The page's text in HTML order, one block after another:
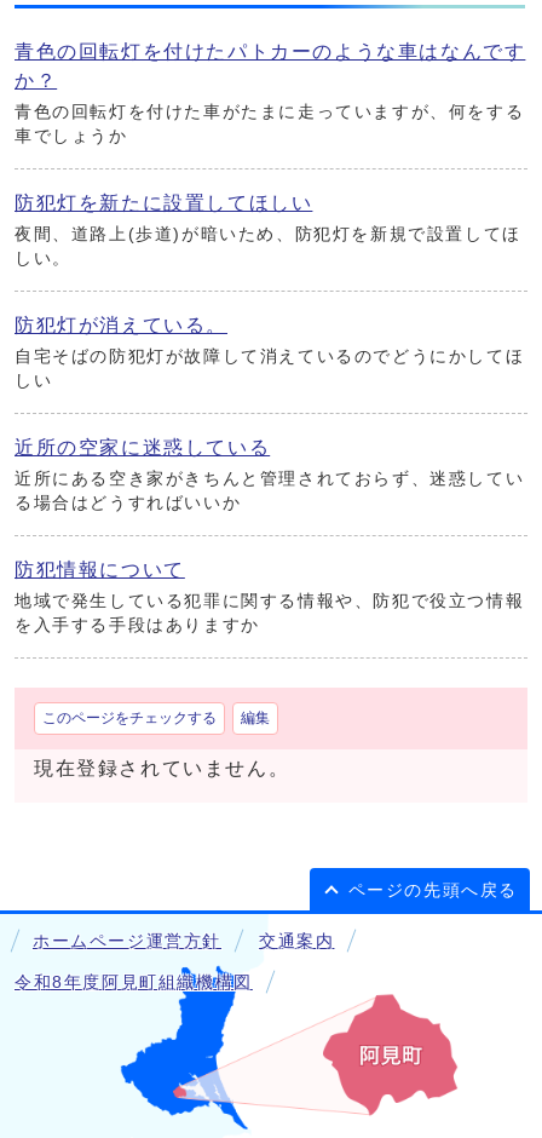
青色の回転灯を付けたパトカーのような車はなんです
か？
青色の回転灯を付けた車がたまに走っていますが、何をする
車でしょうか
防犯灯を新たに設置してほしい
夜間、道路上(歩道)が暗いため、防犯灯を新規で設置してほ
しい。
防犯灯が消えている。
自宅そばの防犯灯が故障して消えているのでどうにかしてほ
しい
近所の空家に迷惑している
近所にある空き家がきちんと管理されておらず、迷惑してい
る場合はどうすればいいか
防犯情報について
地域で発生している犯罪に関する情報や、防犯で役立つ情報
を入手する手段はありますか
このページをチェックする 編集
現在登録されていません。
ページの先頭へ戻る
ホームページ運営方針 交通案内
令和8年度阿見町組織機構図